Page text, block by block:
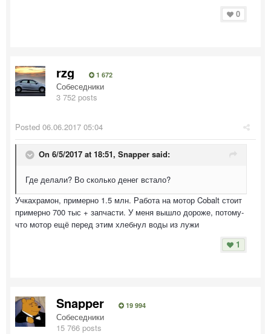
0
rzg 1 672
Собеседники
3 752 posts
Posted 06.06.2017 05:04
On 6/5/2017 at 18:51, Snapper said:
Где делали? Во сколько денег встало?
Учкахрамон, примерно 1.5 млн. Работа на мотор Cobalt стоит
примерно 700 тыс + запчасти. У меня вышло дороже, потому-
что мотор ещё перед этим хлебнул воды из лужи
1
Snapper 19 994
Собеседники
15 766 posts